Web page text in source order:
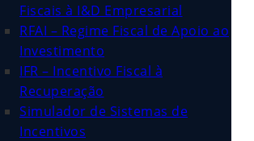
Fiscais à I&D Empresarial
RFAI – Regime Fiscal de Apoio ao
Investimento
IFR – Incentivo Fiscal à
Recuperação
Simulador de Sistemas de
Incentivos